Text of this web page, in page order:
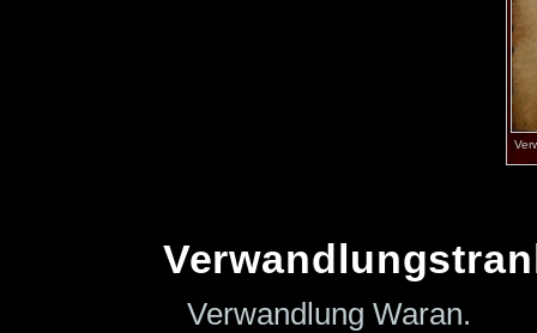
Verwandlung Waran.